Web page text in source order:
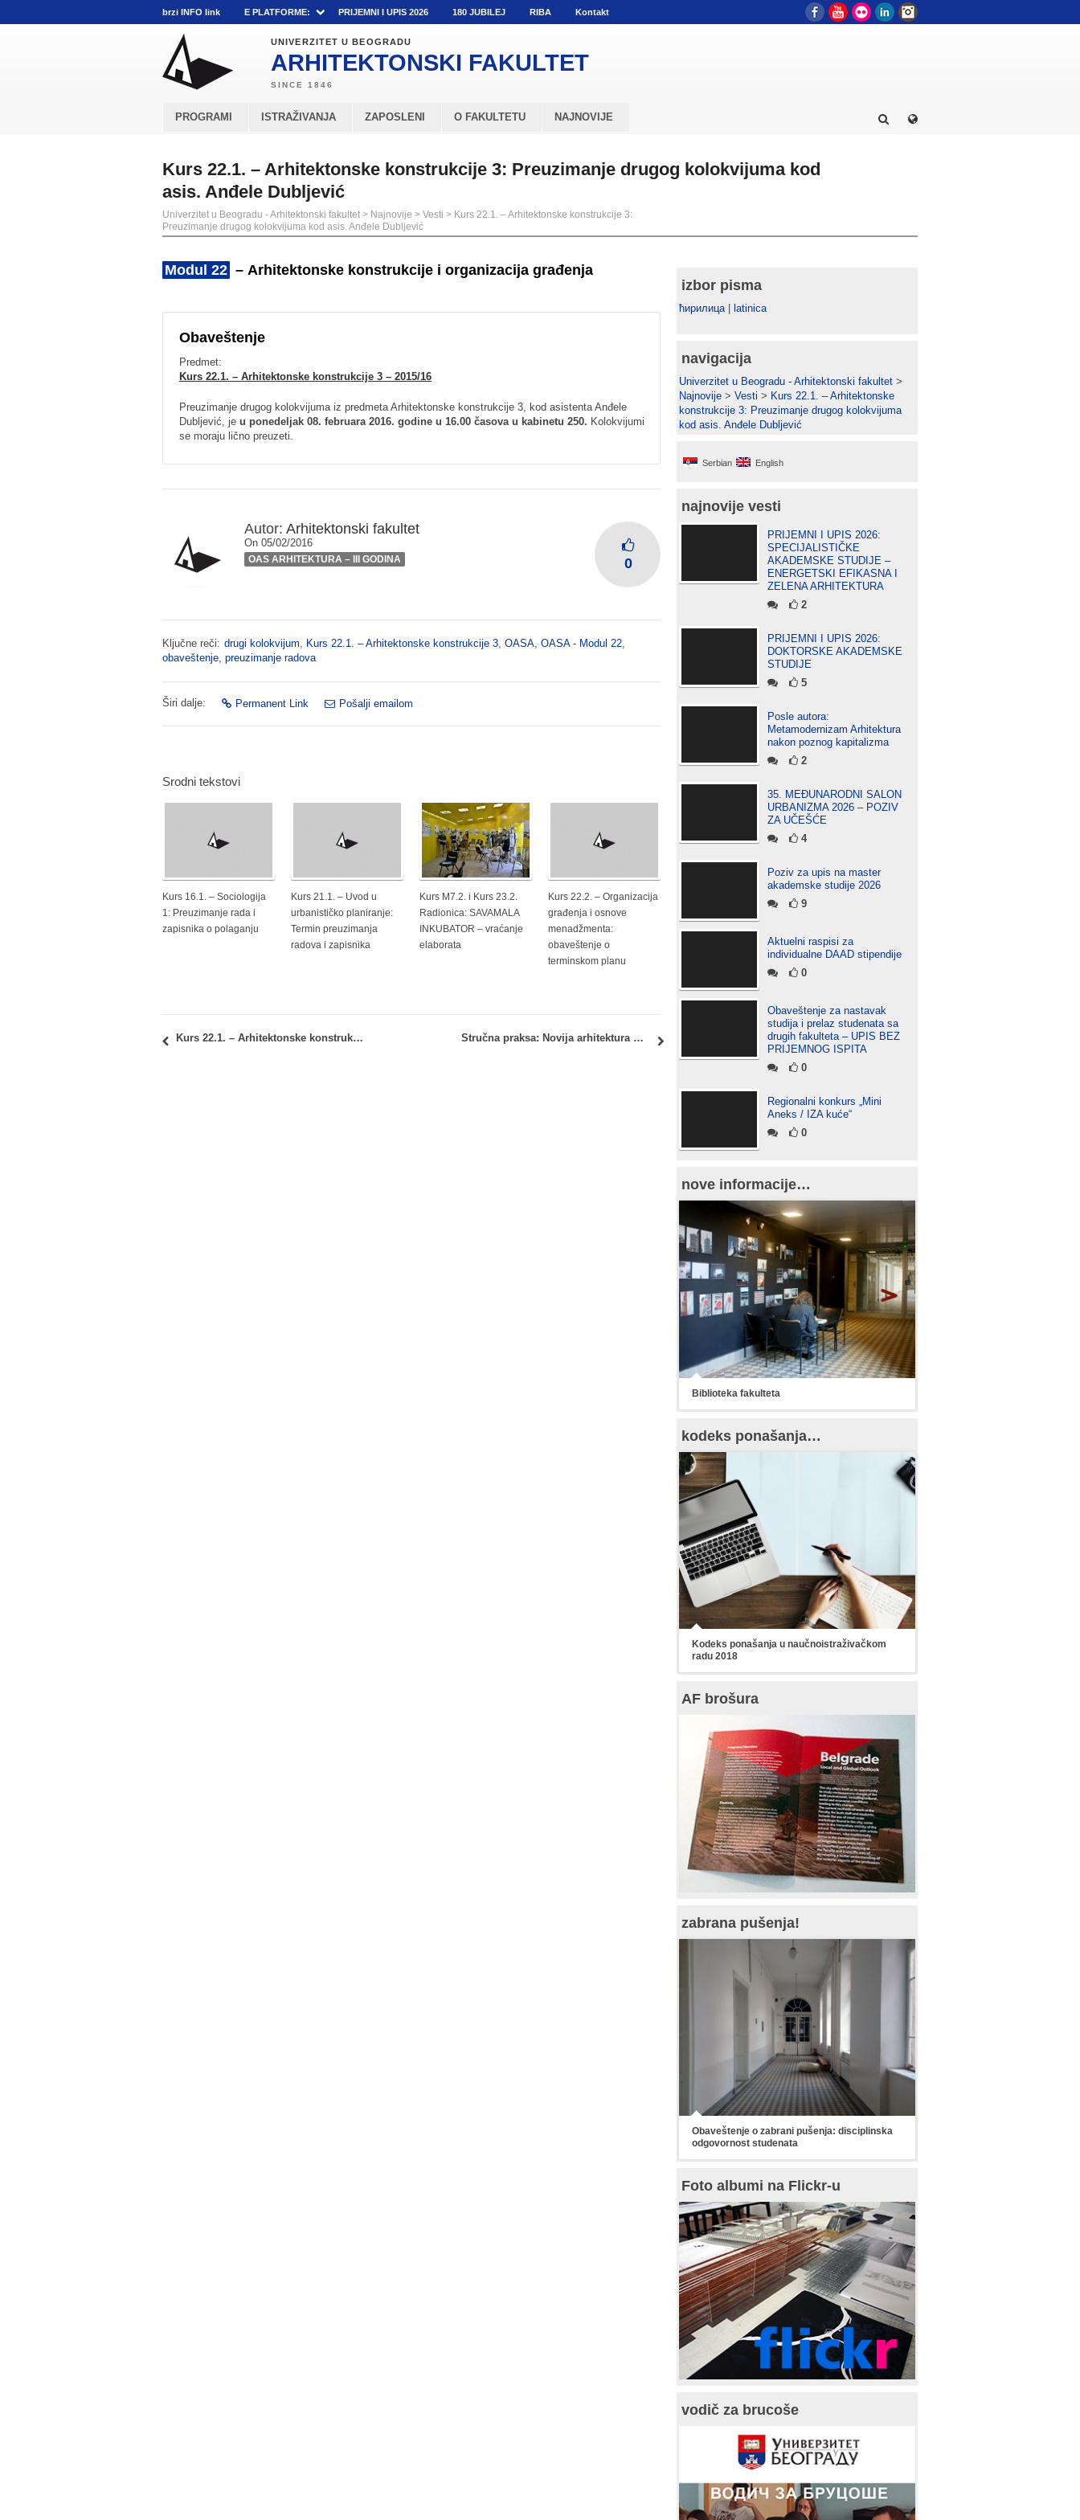
brzi INFO link E PLATFORME: PRIJEMNI I UPIS 2026 180 JUBILEJ RIBA Kontakt FacebookYouTube
Flickr LinkedIn
UNIVERZITET U BEOGRADU
ARHITEKTONSKI FAKULTET
PROGRAMI ISTRAŽIVANJA ZAPOSLENI O FAKULTETU NAJNOVIJE
Kurs 22.1. – Arhitektonske konstrukcije 3: Preuzimanje drugog kolokvijuma kod
asis. Anđele Dubljević
Univerzitet u Beogradu - Arhitektonski fakultet > Najnovije > Vesti > Kurs 22.1. – Arhitektonske konstrukcije 3:
Preuzimanje drugog kolokvijuma kod asis. Anđele Dubljević
Modul 22 – Arhitektonske konstrukcije i organizacija građenja
Obaveštenje
Predmet:
Kurs 22.1. – Arhitektonske konstrukcije 3 – 2015/16
Preuzimanje drugog kolokvijuma iz predmeta Arhitektonske konstrukcije 3, kod asistenta Anđele
Dubljević, je u ponedeljak 08. februara 2016. godine u 16.00 časova u kabinetu 250. Kolokvijumi
se moraju lično preuzeti.
Autor: Arhitektonski fakultet
On 05/02/2016
OAS ARHITEKTURA – III GODINA 0
Ključne reči: drugi kolokvijum, Kurs 22.1. – Arhitektonske konstrukcije 3, OASA, OASA - Modul 22,
obaveštenje, preuzimanje radova
Širi dalje: Permanent Link Pošalji emailom
Srodni tekstovi
Kurs 16.1. – Sociologija
1: Preuzimanje rada i
zapisnika o polaganju
Kurs 21.1. – Uvod u
urbanističko planiranje:
Termin preuzimanja
radova i zapisnika
Kurs M7.2. i Kurs 23.2.
Radionica: SAVAMALA
INKUBATOR – vraćanje
elaborata
Kurs 22.2. – Organizacija
građenja i osnove
menadžmenta:
obaveštenje o
terminskom planu
Kurs 22.1. – Arhitektonske konstrukcije 3: Preuzimanje radova – doc. dr Jasna Čikić Tovarović Stručna praksa: Novija arhitektura Beograda – Spisak preostalih slobodnih mesta
izbor pisma
ћирилица| latinica
navigacija
Univerzitet u Beogradu - Arhitektonski fakultet >
Najnovije > Vesti > Kurs 22.1. – Arhitektonske
konstrukcije 3: Preuzimanje drugog kolokvijuma
kod asis. Anđele Dubljević
Serbian English
najnovije vesti
PRIJEMNI I UPIS 2026:
SPECIJALISTIČKE
AKADEMSKE STUDIJE –
ENERGETSKI EFIKASNA I
ZELENA ARHITEKTURA
2
PRIJEMNI I UPIS 2026:
DOKTORSKE AKADEMSKE
STUDIJE
5
Posle autora:
Metamodernizam Arhitektura
nakon poznog kapitalizma
2
35. MEĐUNARODNI SALON
URBANIZMA 2026 – POZIV
ZA UČEŠĆE
4
Poziv za upis na master
akademske studije 2026
9
Aktuelni raspisi za
individualne DAAD stipendije
0
Obaveštenje za nastavak
studija i prelaz studenata sa
drugih fakulteta – UPIS BEZ
PRIJEMNOG ISPITA
0
Regionalni konkurs „Mini
Aneks / IZA kuće“
0
nove informacije…
Biblioteka fakulteta
kodeks ponašanja…
Kodeks ponašanja u naučnoistraživačkom
radu 2018
AF brošura
zabrana pušenja!
Obaveštenje o zabrani pušenja: disciplinska
odgovornost studenata
Foto albumi na Flickr-u
vodič za brucoše